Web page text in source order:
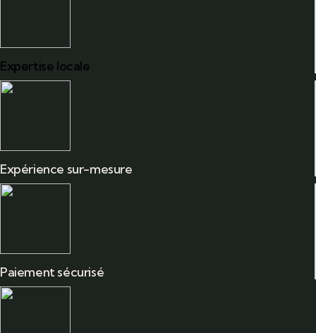
Expertise locale
Expérience sur-mesure
Paiement sécurisé